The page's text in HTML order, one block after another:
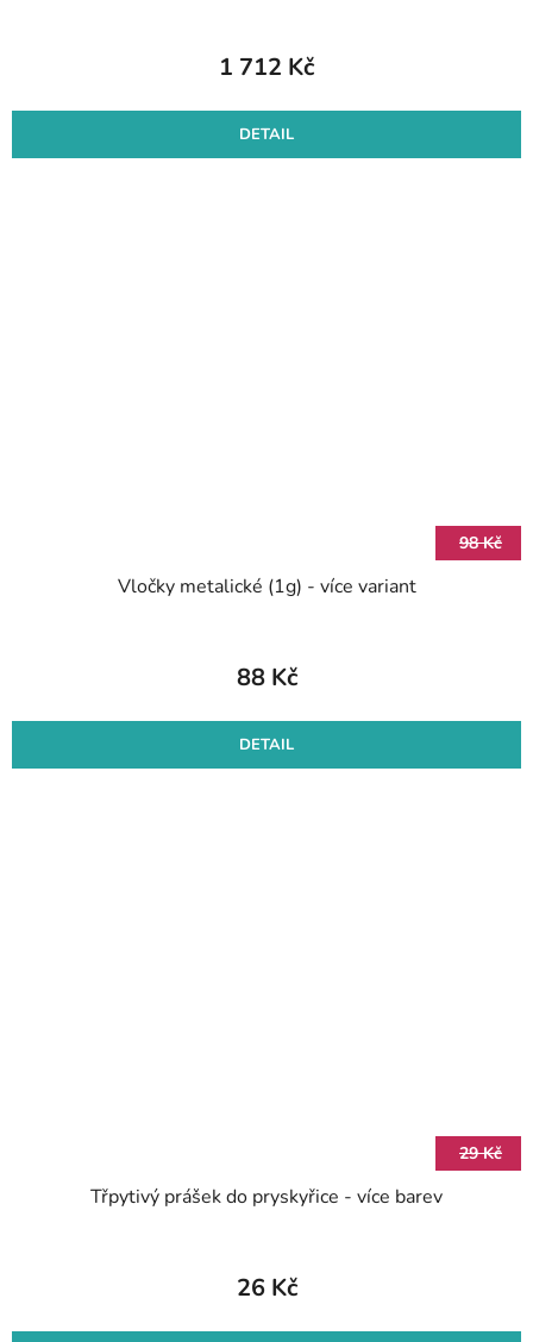
1 712 Kč
DETAIL
98 Kč
Vločky metalické (1g) - více variant
88 Kč
DETAIL
29 Kč
Třpytivý prášek do pryskyřice - více barev
26 Kč